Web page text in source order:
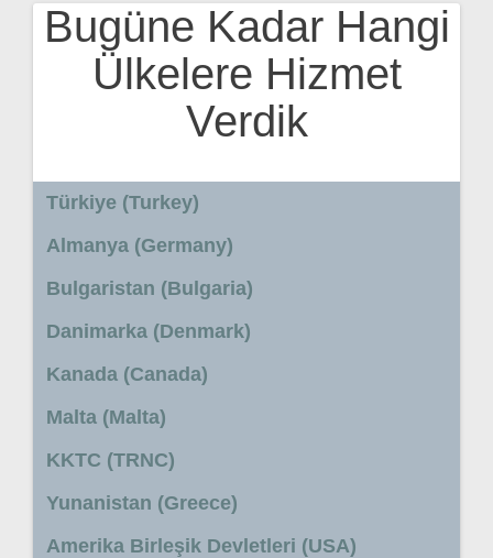
Bugüne Kadar Hangi
Ülkelere Hizmet
Verdik
Türkiye (Turkey)
Almanya (Germany)
Bulgaristan (Bulgaria)
Danimarka (Denmark)
Kanada (Canada)
Malta (Malta)
KKTC (TRNC)
Yunanistan (Greece)
Amerika Birleşik Devletleri (USA)